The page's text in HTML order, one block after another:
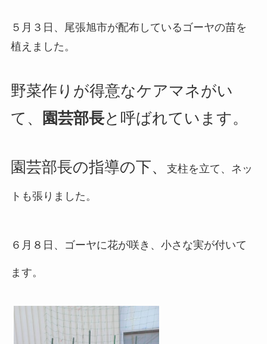
５月３日、尾張旭市が配布しているゴーヤの苗を
植えました。
野菜作りが得意なケアマネがい
て、
園芸部長と呼ばれています。
園芸部長の指導の下、 支柱を立て、ネッ
トも張りました。
６月８日、ゴーヤに花が咲き、小さな実が付いて
ます。